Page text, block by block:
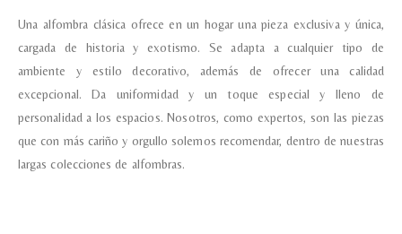
Una alfombra clásica ofrece en un hogar una pieza exclusiva y única,
cargada de historia y exotismo. Se adapta a cualquier tipo de
ambiente y estilo decorativo, además de ofrecer una calidad
excepcional. Da uniformidad y un toque especial y lleno de
personalidad a los espacios. Nosotros, como expertos, son las piezas
que con más cariño y orgullo solemos recomendar, dentro de nuestras
largas colecciones de alfombras.